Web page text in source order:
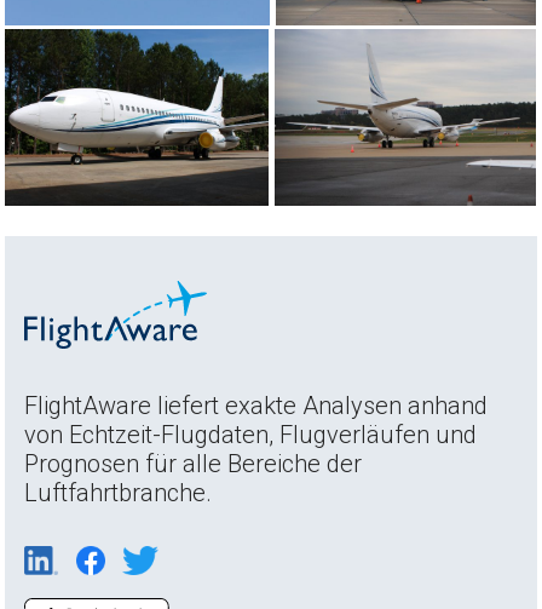
FlightAware liefert exakte Analysen anhand
von Echtzeit-Flugdaten, Flugverläufen und
Prognosen für alle Bereiche der
Luftfahrtbranche.